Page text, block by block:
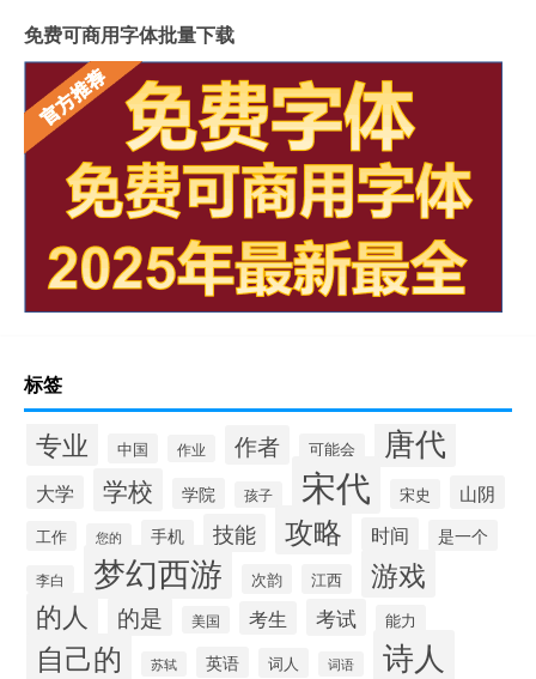
免费可商用字体批量下载
标签
专业 中国 作业 作者 可能会 唐代
大学 学校 学院 孩子 宋代 宋史 山阴
工作 您的 手机 技能 攻略 时间 是一个
李白 梦幻西游 次韵 江西 游戏
的人 的是 美国 考生 考试 能力
自己的 苏轼 英语 词人 词语 诗人